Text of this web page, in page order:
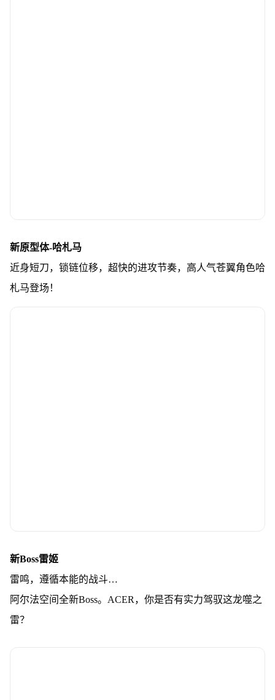
新原型体-哈札马
近身短刀，锁链位移，超快的进攻节奏，高人气苍翼角色哈
札马登场！
新Boss雷姬
雷鸣，遵循本能的战斗…
阿尔法空间全新Boss。ACER，你是否有实力驾驭这龙噬之
雷？